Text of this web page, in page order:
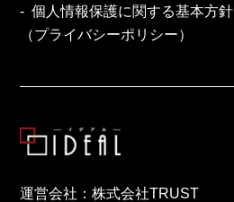
個人情報保護に関する基本方針
（プライバシーポリシー）
運営会社：株式会社TRUST